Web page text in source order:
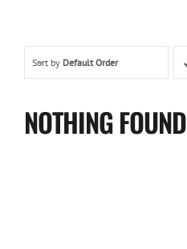
Sort by Default Order
NOTHING FOUND